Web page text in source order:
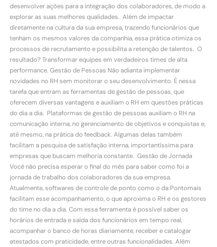
desenvolver ações para a integração dos colaboradores, de modo a
explorar as suas melhores qualidades. Além de impactar
diretamente na cultura da sua empresa, trazendo funcionários que
tenham os mesmos valores da companhia, essa prática otimiza os
processos de recrutamento e possibilita a retenção de talentos. O
resultado? Transformar equipes em verdadeiros times de alta
performance. Gestão de Pessoas Não adianta implementar
novidades no RH sem monitorar o seu desenvolvimento. É nessa
tarefa que entram as ferramentas de gestão de pessoas, que
oferecem diversas vantagens e auxiliam o RH em questões práticas
do dia a dia. Plataformas de gestão de pessoas auxiliam o RH na
comunicação interna, no gerenciamento de objetivos e conquistas e,
até mesmo, na prática do feedback. Algumas delas também
facilitam a pesquisa de satisfação interna, importantíssima para
empresas que buscam melhoria constante. Gestão de Jornada
Você não precisa esperar o final do mês para saber como foi a
jornada de trabalho dos colaboradores da sua empresa.
Atualmente, softwares de controle de ponto como o da Pontomais
facilitam esse acompanhamento, o que aproxima o RH e os gestores
do time no dia a dia. Com essa ferramenta é possível saber os
horários de entrada e saída dos funcionários em tempo real,
acompanhar o banco de horas diariamente, receber e catalogar
atestados com praticidade, entre outras funcionalidades. Além